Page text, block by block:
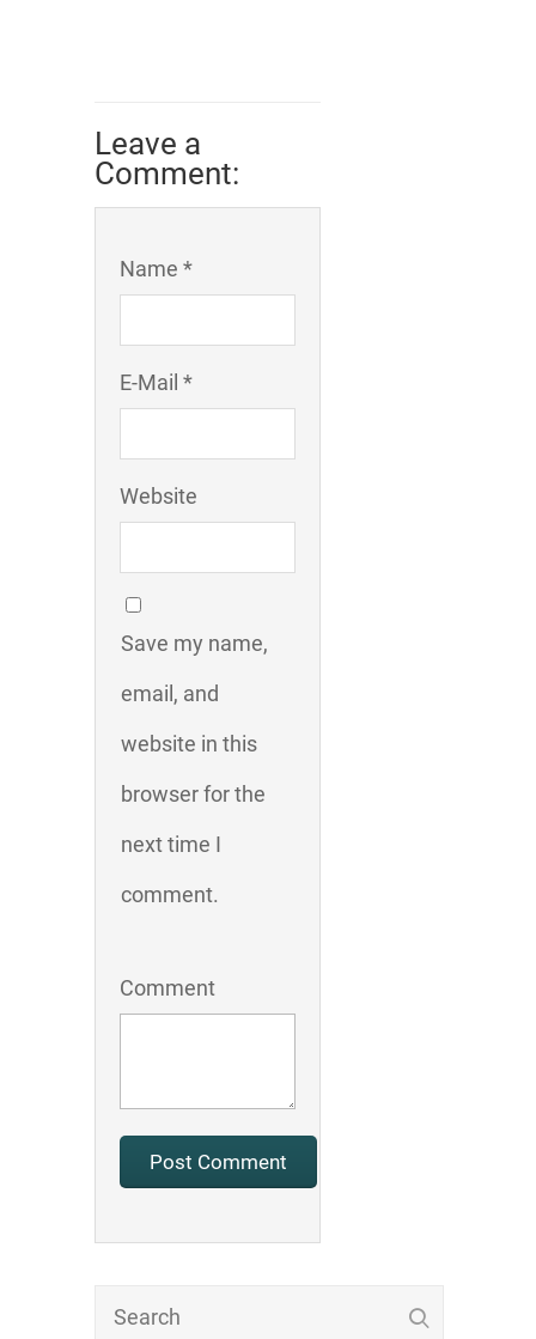
Leave a
Comment:
Name *
E-Mail *
Website
Save my name,
email, and
website in this
browser for the
next time I
comment.
Comment